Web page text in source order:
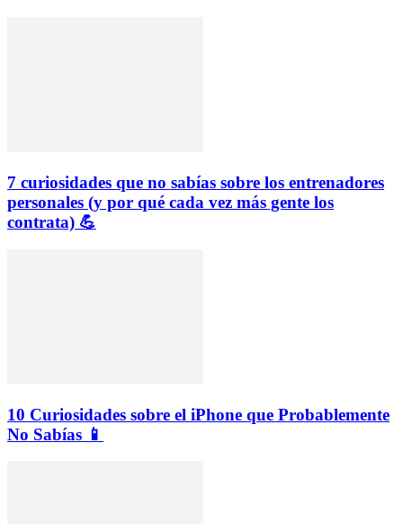
7 curiosidades que no sabías sobre los entrenadores
personales (y por qué cada vez más gente los
contrata) 💪
10 Curiosidades sobre el iPhone que Probablemente
No Sabías 📱